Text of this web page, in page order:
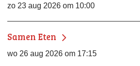
zo 23 aug 2026 om 10:00
Samen Eten
wo 26 aug 2026 om 17:15